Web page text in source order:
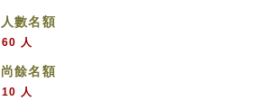
人數名額
60 人
尚餘名額
10 人